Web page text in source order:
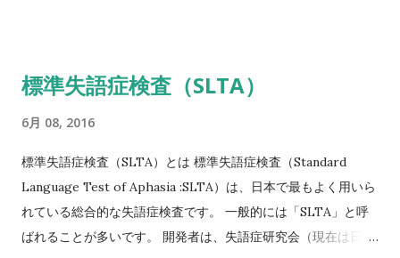
性骨折、軽微な外力とは、立った姿勢からの転倒か、それ以下
を確認することが望ましい。 注3 そのほかの脆弱性骨折：軽微
な外力によって発生した非外傷性骨折で、骨折部位は肋骨、骨
盤（恥骨、坐骨、仙骨を含む）上腕骨近位部、焼骨遠位端、下
腿骨。 注4 骨密度は原則として腰椎または大腿骨近位部骨密度
標準失語症検査（SLTA）
6月 08, 2016
標準失語症検査（SLTA）とは 標準失語症検査（Standard
Language Test of Aphasia :SLTA）は、日本で最もよく用いら
れている総合的な失語症検査です。 一般的には「SLTA」と呼
ばれることが多いです。 開発者は、失語症研究会（現在は日本